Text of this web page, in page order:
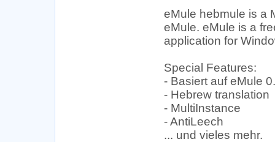
eMule hebmule is a
eMule. eMule is a
application for
Special Features:
- Basiert auf eMule
- Hebrew translation
- MultiInstance
- AntiLeech
... und vieles mehr.